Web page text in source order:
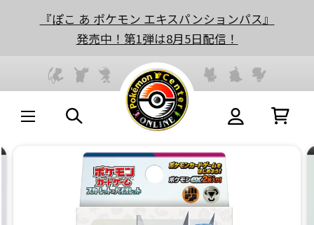
『ぽこ あ ポケモン エキスパンションパス』
発売中！第1弾は8月5日配信！